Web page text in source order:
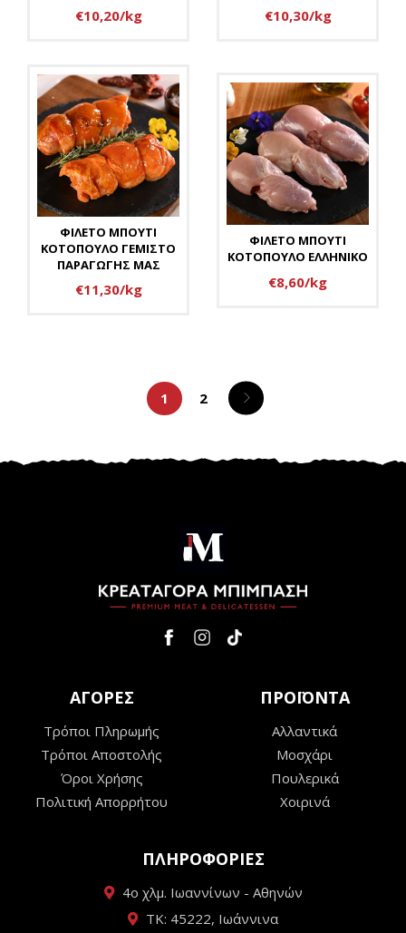
€10,20/kg €10,30/kg
ΦΙΛΕΤΟ ΜΠΟΥΤΙ
ΚΟΤΟΠΟΥΛΟ ΓΕΜΙΣΤΟ
ΠΑΡΑΓΩΓΗΣ ΜΑΣ
€11,30/kg
ΦΙΛΕΤΟ ΜΠΟΥΤΙ
ΚΟΤΟΠΟΥΛΟ ΕΛΛΗΝΙΚΟ
€8,60/kg
1 2
ΑΓΟΡΕΣ
Τρόποι Πληρωμής
Τρόποι Αποστολής
Όροι Χρήσης
Πολιτική Απορρήτου
ΠΡΟΪΟΝΤΑ
Αλλαντικά
Μοσχάρι
Πουλερικά
Χοιρινά
ΠΛΗΡΟΦΟΡΙΕΣ
4ο χλμ. Ιωαννίνων - Αθηνών
ΤΚ: 45222, Ιωάννινα